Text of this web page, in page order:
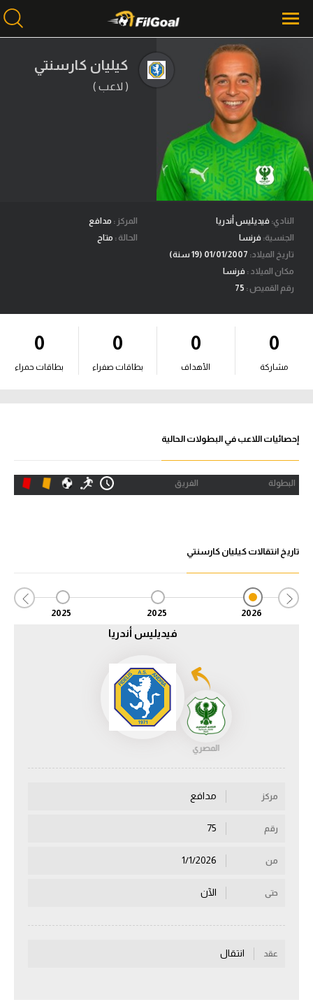
محتوى إخباري
الرئيسية
أخبار
مباريات
ميركاتو
فانتازي في الجول
مسابقة التوقعات
فيديوهات
آراء حرة
ركن الألعاب
الدوري المصري
الدوري الإنجليزي الممتاز
الدوري الإيطالي
الدوري الألماني
دوري أبطال أوروبا
دوري أبطال إفريقيا
أقسام
سعودي في الجول
كيليان كارسنتي
( لاعب )
النادي: فيديليس أندريا
الجنسية: فرنسا
تاريخ الميلاد:
مكان الميلاد : فرنسا
رقم القميص :
المركز : مدافع
الحالة : متاح
0
مشاركة
0
الأهداف
0
بطاقات صفراء
0
بطاقات حمراء
إحصائيات اللاعب في البطولات الحالية
البطولة الفريق
تاريخ انتقالات كيليان كارسنتي
2026
2025
2025
فيديليس أندريا
المصري
مركز مدافع
رقم
من
حتى الآن
عقد انتقال